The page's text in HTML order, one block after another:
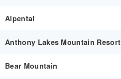
Alpental
Anthony Lakes Mountain Resort
Bear Mountain